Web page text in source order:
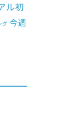
ル初
グ 今週